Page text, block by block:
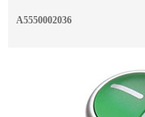
A5550002036